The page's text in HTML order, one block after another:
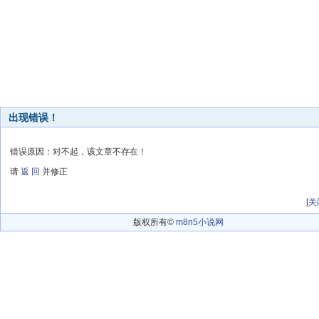
出现错误！
错误原因：对不起，该文章不存在！
请 返 回 并修正
[关
版权所有© m8n5小说网